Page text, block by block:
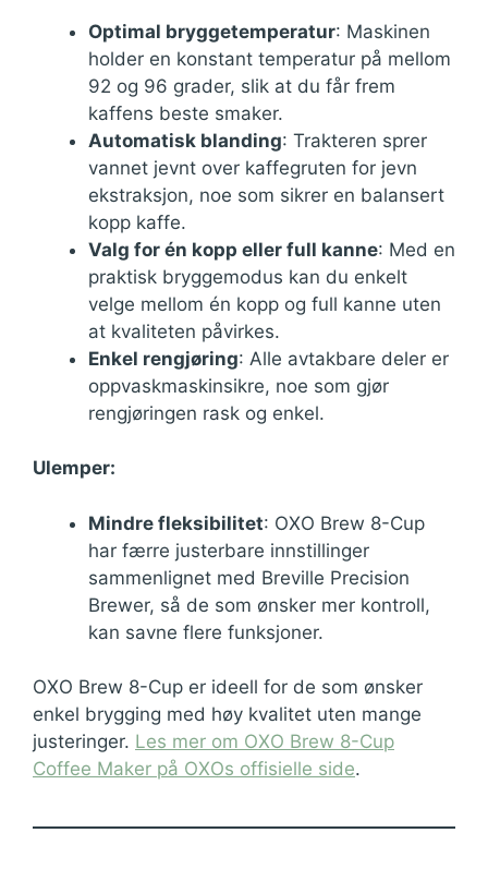
Optimal bryggetemperatur: Maskinen
holder en konstant temperatur på mellom
92 og 96 grader, slik at du får frem
kaffens beste smaker.
Automatisk blanding: Trakteren sprer
vannet jevnt over kaffegruten for jevn
ekstraksjon, noe som sikrer en balansert
kopp kaffe.
Valg for én kopp eller full kanne: Med en
praktisk bryggemodus kan du enkelt
velge mellom én kopp og full kanne uten
at kvaliteten påvirkes.
Enkel rengjøring: Alle avtakbare deler er
oppvaskmaskinsikre, noe som gjør
rengjøringen rask og enkel.
Ulemper:
Mindre fleksibilitet: OXO Brew 8-Cup
har færre justerbare innstillinger
sammenlignet med Breville Precision
Brewer, så de som ønsker mer kontroll,
kan savne flere funksjoner.
OXO Brew 8-Cup er ideell for de som ønsker
enkel brygging med høy kvalitet uten mange
justeringer. Les mer om OXO Brew 8-Cup
Coffee Maker på OXOs offisielle side.